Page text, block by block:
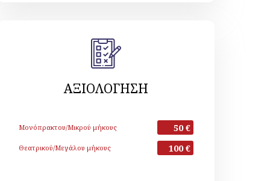
ΑΞΙΟΛΟΓΗΣΗ
Μονόπρακτου/Μικρού μήκους 50 €
Θεατρικού/Μεγάλου μήκους 100 €